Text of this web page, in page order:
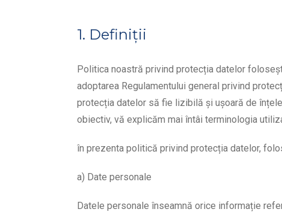
1. Definiții
Politica noastră privind protecția datelor
adoptarea Regulamentului general privind
protecția datelor să fie lizibilă și ușoară de
obiectiv, vă explicăm mai întâi terminologia
în prezenta politică privind protecția datelor,
a) Date personale
Datele personale înseamnă orice informație